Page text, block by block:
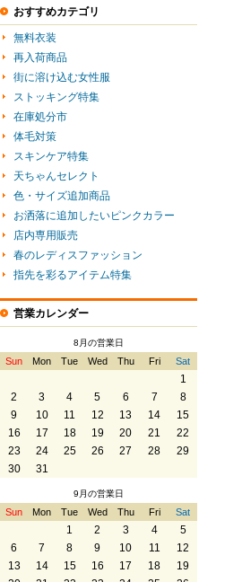
おすすめカテゴリ
無料衣装
再入荷商品
街に溶け込む女性服
ストッキング特集
在庫処分市
体毛対策
スキンケア特集
天ちゃんセレクト
色・サイズ追加商品
お洒落に追加したいピンクカラー
店内専用販売
春のレディスファッション
指先を彩るアイテム特集
営業カレンダー
8月の営業日
Sun Mon Tue Wed Thu Fri Sat
1
2
3 4 5 6 7
8
9
10 11 12 13 14
15
16
17 18 19 20 21
22
23
24 25 26 27 28
29
30
31
9月の営業日
Sun Mon Tue Wed Thu Fri Sat
1 2 3 4
5
6
7 8 9 10 11
12
13
14 15 16 17 18
19